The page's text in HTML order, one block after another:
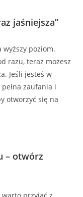
jaśniejsza”
wyższy poziom.
razu, teraz możesz
Jeśli jesteś w
zaufania i
otworzyć się na
– otwórz